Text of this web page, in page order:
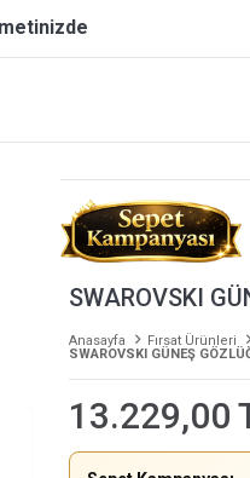
SWAROVSKI
Anasayfa Fırsat Ürünleri
SWAROVSKI GÜNEŞ
13.229,00